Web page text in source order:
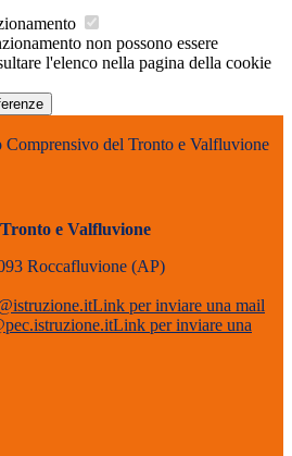
non possono essere
l'elenco nella pagina della cookie
Comprensivo del Tronto e Valfluvione
e Valfluvione
Roccafluvione (AP)
Link per inviare una mail
Link per inviare una